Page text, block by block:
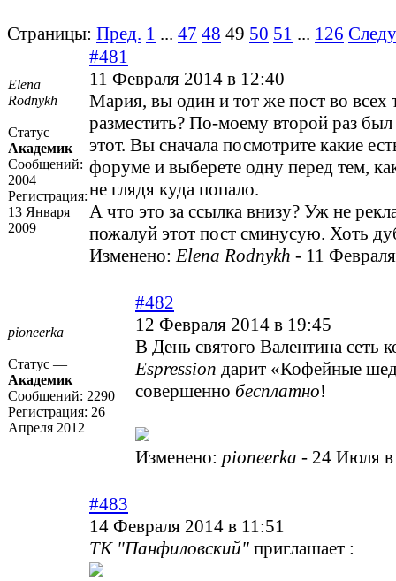
Страницы: Пред. 1 ... 47 48 49 50 51 ... 126
Elena
Rodnykh
Статус —
Академик
Сообщений:
2004
Регистрация:
13 Января
2009
#481
11 Февраля 2014 в 12:40
Мария, вы один и тот же пост во всех
разместить? По-моему второй раз был
этот. Вы сначала посмотрите какие
форуме и выберете одну перед тем,
не глядя куда попало.
А что это за ссылка внизу? Уж не
пожалуй этот пост сминусую. Хоть
Изменено:Elena Rodnykh - 11
pioneerka
Статус —
Академик
Сообщений: 2290
Регистрация: 26
Апреля 2012
#482
12 Февраля 2014 в 19:45
В День святого Валентина сеть
Espression дарит «Кофейные
совершенно бесплатно!
Изменено: pioneerka - 24 Июля
#483
14 Февраля 2014 в 11:51
ТК "Панфиловский" приглашает :